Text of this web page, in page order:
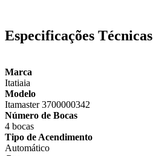
Especificações Técnicas
Marca
Itatiaia
Modelo
Itamaster 3700000342
Número de Bocas
4 bocas
Tipo de Acendimento
Automático